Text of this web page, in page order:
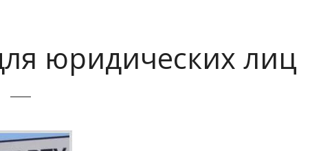
юридических лиц